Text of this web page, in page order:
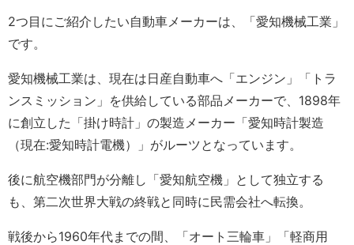
2つ目にご紹介したい自動車メーカーは、「愛知機械工業」
です。
愛知機械工業は、現在は日産自動車へ「エンジン」「トラ
ンスミッション」を供給している部品メーカーで、1898年
に創立した「掛け時計」の製造メーカー「愛知時計製造
（現在:愛知時計電機）」がルーツとなっています。
後に航空機部門が分離し「愛知航空機」として独立する
も、第二次世界大戦の終戦と同時に民需会社へ転換。
戦後から1960年代までの間、「オート三輪車」「軽商用